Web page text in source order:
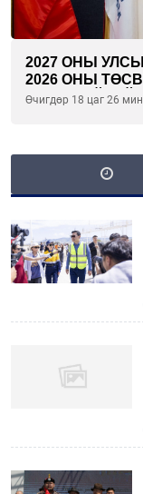
2027 ОНЫ
2026 ОНЫ
ОЛОН НИЙТИЙН
Өчигдөр 18 цаг 26 мин